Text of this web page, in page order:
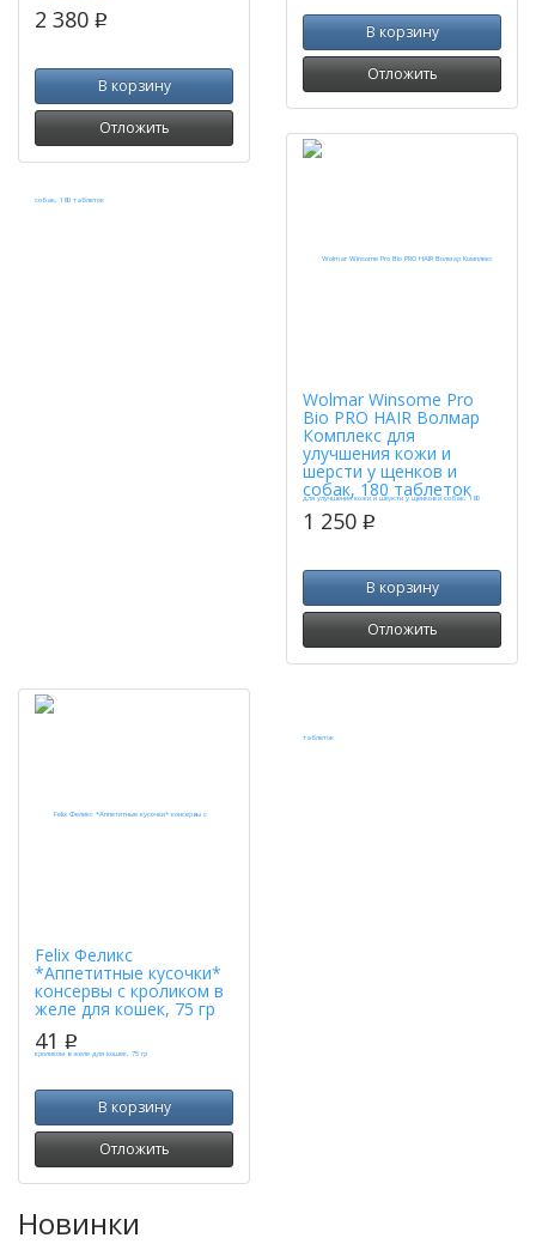
2 380 p
В корзину
Отложить
В корзину
Отложить
Wolmar Winsome Pro
Bio PRO HAIR Волмар
Комплекс для
улучшения кожи и
шерсти у щенков и
собак, 180 таблеток
1 250 p
В корзину
Отложить
Felix Феликс
*Аппетитные кусочки*
консервы с кроликом в
желе для кошек, 75 гр
41 p
В корзину
Отложить
Новинки